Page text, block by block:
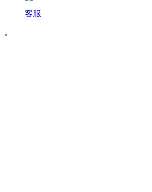
客服
。